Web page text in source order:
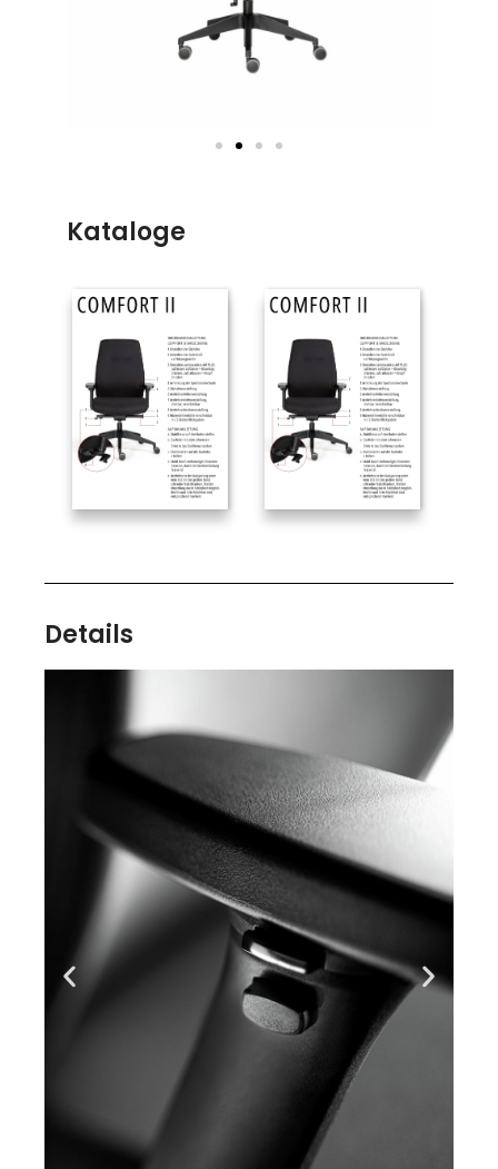
Kataloge
Details